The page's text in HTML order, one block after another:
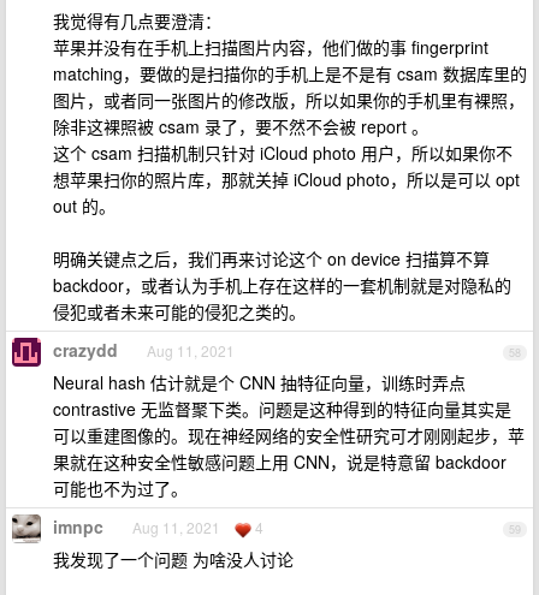
我觉得有几点要澄清：
苹果并没有在手机上扫描图片内容，他们做的事 fingerprint
matching，要做的是扫描你的手机上是不是有 csam 数据库里的
图片，或者同一张图片的修改版，所以如果你的手机里有裸照，
除非这裸照被 csam 录了，要不然不会被 report 。
这个 csam 扫描机制只针对 iCloud photo 用户，所以如果你不
想苹果扫你的照片库，那就关掉 iCloud photo，所以是可以 opt
out 的。
明确关键点之后，我们再来讨论这个 on device 扫描算不算
backdoor，或者认为手机上存在这样的一套机制就是对隐私的
侵犯或者未来可能的侵犯之类的。
58
crazydd Aug 11, 2021
Neural hash 估计就是个 CNN 抽特征向量，训练时弄点
contrastive 无监督聚下类。问题是这种得到的特征向量其实是
可以重建图像的。现在神经网络的安全性研究可才刚刚起步，苹
果就在这种安全性敏感问题上用 CNN，说是特意留 backdoor
可能也不为过了。
59
imnpc Aug 11, 2021 4
我发现了一个问题 为啥没人讨论